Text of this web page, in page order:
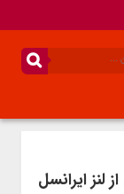
ایرانسل